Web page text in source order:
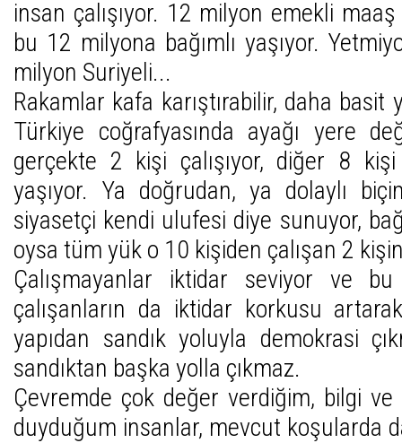
insan çalışıyor. 12 milyon emekli
bu 12 milyona bağımlı yaşıyor.
milyon Suriyeli...
Rakamlar kafa karıştırabilir, daha
Türkiye coğrafyasında ayağı yere
gerçekte 2 kişi çalışıyor, diğer 8
yaşıyor. Ya doğrudan, ya dolaylı
siyasetçi kendi ulufesi diye sunuyor,
oysa tüm yük o 10 kişiden çalışan 2
Çalışmayanlar iktidar seviyor ve bu
çalışanların da iktidar korkusu
yapıdan sandık yoluyla demokrasi
sandıktan başka yolla çıkmaz.
Çevremde çok değer verdiğim, bilgi ve
duyduğum insanlar, mevcut koşularda